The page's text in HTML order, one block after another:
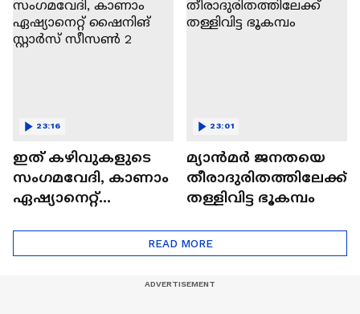
ഇത് കഴിവുകളുടെ
സംഗമവേദി, കാണാം
ഏഷ്യാനെറ്റ്
23:16
മ്യാൻമർ ജനതയെ
തീരാദുരിതത്തിലേക്ക്
തള്ളിവിട്ട ഭൂകമ്പം
23:01
READ MORE